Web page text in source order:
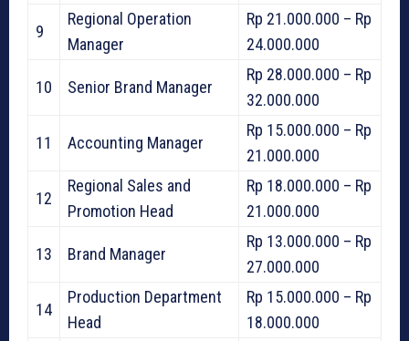
9
Regional Operation
Manager
Rp 21.000.000 – Rp
24.000.000
10 Senior Brand Manager
Rp 28.000.000 – Rp
32.000.000
11 Accounting Manager
Rp 15.000.000 – Rp
21.000.000
12
Regional Sales and
Promotion Head
Rp 18.000.000 – Rp
21.000.000
13 Brand Manager
Rp 13.000.000 – Rp
27.000.000
14
Production Department
Head
Rp 15.000.000 – Rp
18.000.000